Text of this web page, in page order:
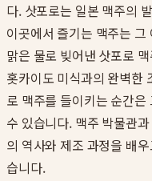
다. 삿포로는 일본 맥주의
이곳에서 즐기는 맥주는
맑은 물로 빚어낸 삿포로
홋카이도 미식과의 완벽한
로 맥주를 들이키는 순간
수 있습니다. 맥주 박물관
의 역사와 제조 과정을 배
습니다.